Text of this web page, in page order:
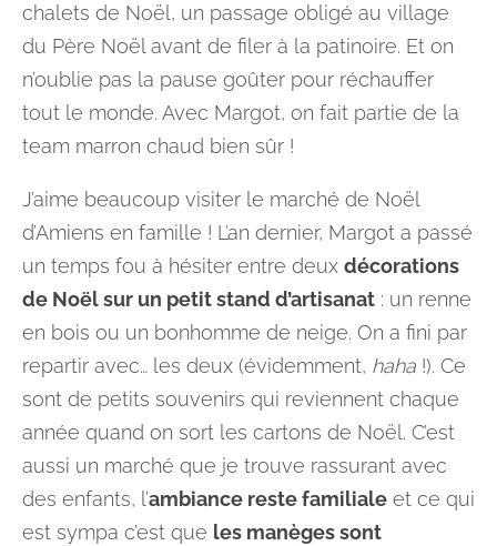
chalets de Noël, un passage obligé au village
du Père Noël avant de filer à la patinoire. Et on
n’oublie pas la pause goûter pour réchauffer
tout le monde. Avec Margot, on fait partie de la
team marron chaud bien sûr !
J’aime beaucoup visiter le marché de Noël
d’Amiens en famille ! L’an dernier, Margot a passé
un temps fou à hésiter entre deux décorations
de Noël sur un petit stand d’artisanat : un renne
en bois ou un bonhomme de neige. On a fini par
repartir avec… les deux (évidemment, haha !). Ce
sont de petits souvenirs qui reviennent chaque
année quand on sort les cartons de Noël. C’est
aussi un marché que je trouve rassurant avec
des enfants, l’ambiance reste familiale et ce qui
est sympa c’est que les manèges sont